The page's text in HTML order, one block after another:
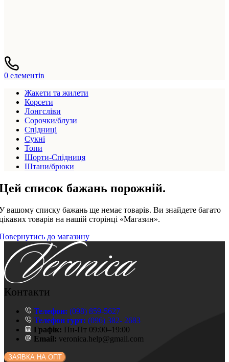
0 елементів
Жакети та жилети
Корсети
Лонгсліви
Сорочки/блузи
Спідниці
Сукні
Топи
Шорти-Спідниця
Штани/брюки
список бажань порожній.
вашому списку бажань ще немає товарів. Ви знайдете багато
товарів на нашій сторінці «Магазин».
до магазину
Контакти
Телефон: (098) 859-5627
Телефон гурт: (096) 382- 2683
Графік: Пн-Пт 09:00–19:00
Email: veronica.help@gmail.com
ЗАЯВКА НА ОПТ